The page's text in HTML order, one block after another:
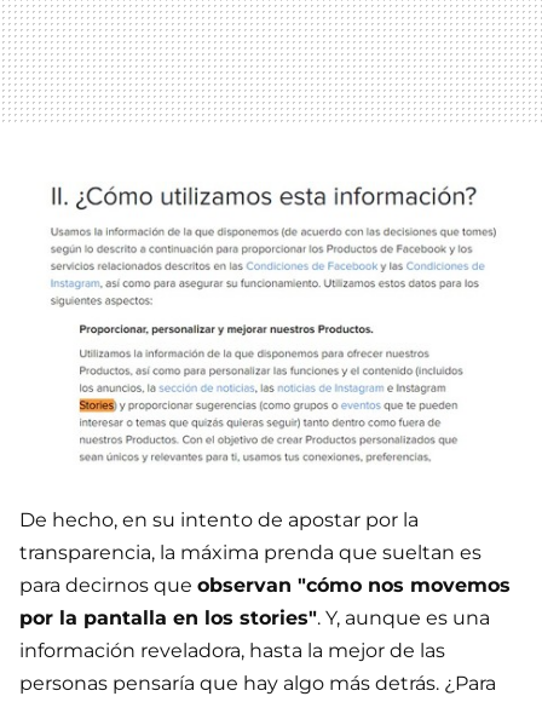
De hecho, en su intento de apostar por la
transparencia, la máxima prenda que sueltan es
para decirnos que observan "cómo nos movemos
por la pantalla en los stories". Y, aunque es una
información reveladora, hasta la mejor de las
personas pensaría que hay algo más detrás. ¿Para